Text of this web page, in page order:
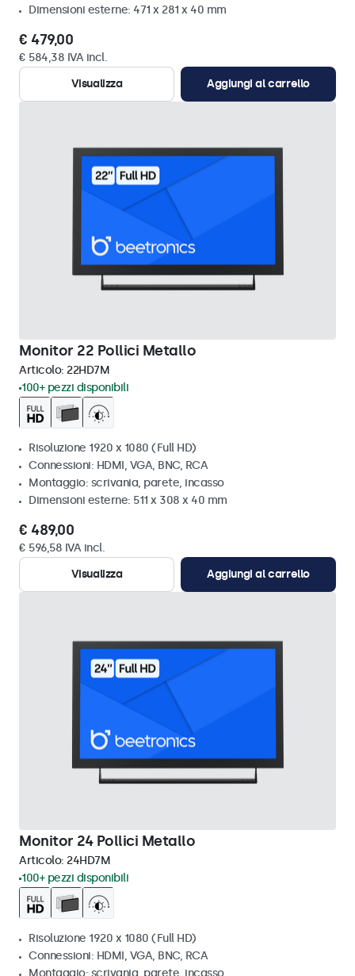
Dimensioni esterne: 471 x 281 x 40 mm
€ 479,00
€ 584,38 IVA incl.
Visualizza
Aggiungi al carrello
Monitor 22 Pollici Metallo
Articolo: 22HD7M
100+ pezzi disponibili
Risoluzione 1920 x 1080 (Full HD)
Connessioni: HDMI, VGA, BNC, RCA
Montaggio: scrivania, parete, incasso
Dimensioni esterne: 511 x 308 x 40 mm
€ 489,00
€ 596,58 IVA incl.
Visualizza
Aggiungi al carrello
Monitor 24 Pollici Metallo
Articolo: 24HD7M
100+ pezzi disponibili
Risoluzione 1920 x 1080 (Full HD)
Connessioni: HDMI, VGA, BNC, RCA
Montaggio: scrivania, parete, incasso